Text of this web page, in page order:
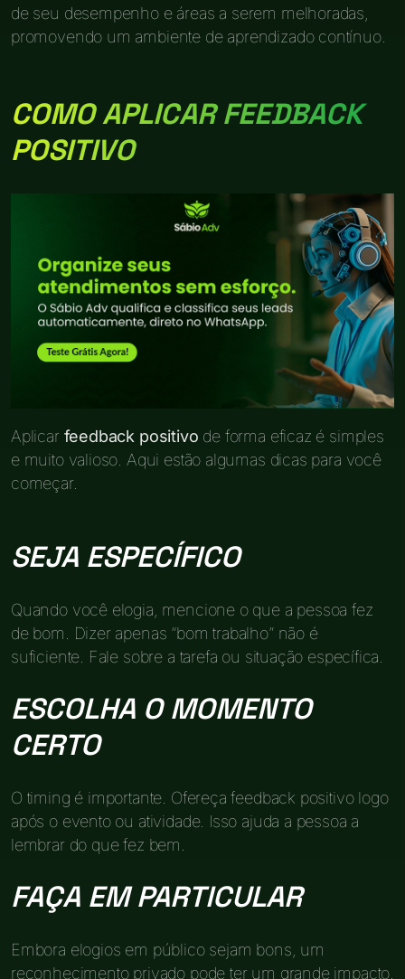
de seu desempenho e áreas a serem melhoradas,
promovendo um ambiente de aprendizado contínuo.
COMO APLICAR FEEDBACK
POSITIVO
Aplicar feedback positivo de forma eficaz é simples
e muito valioso. Aqui estão algumas dicas para você
começar.
SEJA ESPECÍFICO
Quando você elogia, mencione o que a pessoa fez
de bom. Dizer apenas “bom trabalho” não é
suficiente. Fale sobre a tarefa ou situação específica.
ESCOLHA O MOMENTO
CERTO
O timing é importante. Ofereça feedback positivo logo
após o evento ou atividade. Isso ajuda a pessoa a
lembrar do que fez bem.
FAÇA EM PARTICULAR
Embora elogios em público sejam bons, um
reconhecimento privado pode ter um grande impacto.